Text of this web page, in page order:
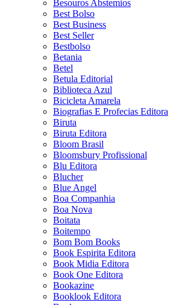
Besouros Abstemios
Best Bolso
Best Business
Best Seller
Bestbolso
Betania
Betel
Betula Editorial
Biblioteca Azul
Bicicleta Amarela
Biografias E Profecias Editora
Biruta
Biruta Editora
Bloom Brasil
Bloomsbury Profissional
Blu Editora
Blucher
Blue Angel
Boa Companhia
Boa Nova
Boitata
Boitempo
Bom Bom Books
Book Espirita Editora
Book Midia Editora
Book One Editora
Bookazine
Booklook Editora